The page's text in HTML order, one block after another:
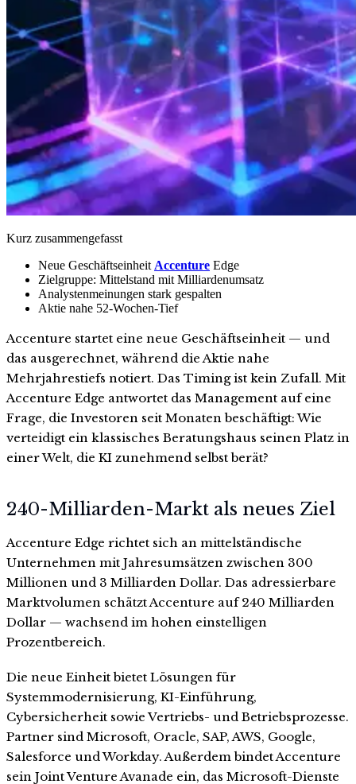
Kurz zusammengefasst
Neue Geschäftseinheit Accenture Edge
Zielgruppe: Mittelstand mit Milliardenumsatz
Analystenmeinungen stark gespalten
Aktie nahe 52-Wochen-Tief
Accenture startet eine neue Geschäftseinheit — und
das ausgerechnet, während die Aktie nahe
Mehrjahrestiefs notiert. Das Timing ist kein Zufall. Mit
Accenture Edge antwortet das Management auf eine
Frage, die Investoren seit Monaten beschäftigt: Wie
verteidigt ein klassisches Beratungshaus seinen Platz in
einer Welt, die KI zunehmend selbst berät?
240-Milliarden-Markt als neues Ziel
Accenture Edge richtet sich an mittelständische
Unternehmen mit Jahresumsätzen zwischen 300
Millionen und 3 Milliarden Dollar. Das adressierbare
Marktvolumen schätzt Accenture auf 240 Milliarden
Dollar — wachsend im hohen einstelligen
Prozentbereich.
Die neue Einheit bietet Lösungen für
Systemmodernisierung, KI-Einführung,
Cybersicherheit sowie Vertriebs- und Betriebsprozesse.
Partner sind Microsoft, Oracle, SAP, AWS, Google,
Salesforce und Workday. Außerdem bindet Accenture
sein Joint Venture Avanade ein, das Microsoft-Dienste